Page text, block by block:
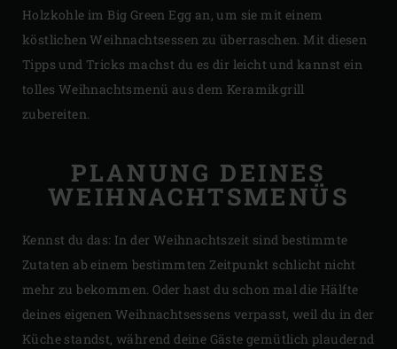
Holzkohle im Big Green Egg an, um sie mit einem
köstlichen Weihnachtsessen zu überraschen. Mit diesen
Tipps und Tricks machst du es dir leicht und kannst ein
tolles Weihnachtsmenü aus dem Keramikgrill
zubereiten.
PLANUNG DEINES
WEIHNACHTSMENÜS
Kennst du das: In der Weihnachtszeit sind bestimmte
Zutaten ab einem bestimmten Zeitpunkt schlicht nicht
mehr zu bekommen. Oder hast du schon mal die Hälfte
deines eigenen Weihnachtsessens verpasst, weil du in der
Küche standst, während deine Gäste gemütlich plaudernd